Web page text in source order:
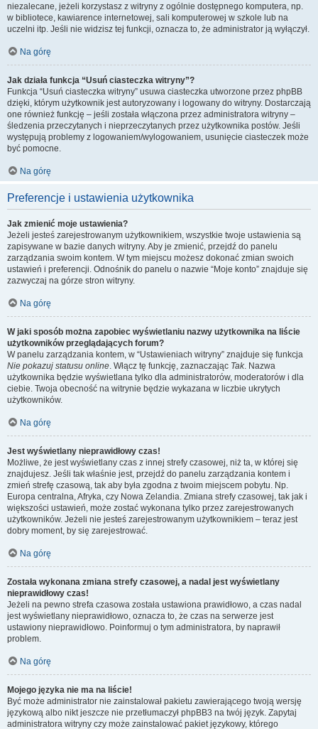
niezalecane, jeżeli korzystasz z witryny z ogólnie dostępnego komputera, np.
w bibliotece, kawiarence internetowej, sali komputerowej w szkole lub na
uczelni itp. Jeśli nie widzisz tej funkcji, oznacza to, że administrator ją wyłączył.
Na górę
Jak działa funkcja “Usuń ciasteczka witryny”?
Funkcja “Usuń ciasteczka witryny” usuwa ciasteczka utworzone przez phpBB
dzięki, którym użytkownik jest autoryzowany i logowany do witryny. Dostarczają
one również funkcję – jeśli została włączona przez administratora witryny –
śledzenia przeczytanych i nieprzeczytanych przez użytkownika postów. Jeśli
występują problemy z logowaniem/wylogowaniem, usunięcie ciasteczek może
być pomocne.
Na górę
Preferencje i ustawienia użytkownika
Jak zmienić moje ustawienia?
Jeżeli jesteś zarejestrowanym użytkownikiem, wszystkie twoje ustawienia są
zapisywane w bazie danych witryny. Aby je zmienić, przejdź do panelu
zarządzania swoim kontem. W tym miejscu możesz dokonać zmian swoich
ustawień i preferencji. Odnośnik do panelu o nazwie “Moje konto” znajduje się
zazwyczaj na górze stron witryny.
Na górę
W jaki sposób można zapobiec wyświetlaniu nazwy użytkownika na liście
użytkowników przeglądających forum?
W panelu zarządzania kontem, w “Ustawieniach witryny” znajduje się funkcja
Nie pokazuj statusu online. Włącz tę funkcję, zaznaczając Tak. Nazwa
użytkownika będzie wyświetlana tylko dla administratorów, moderatorów i dla
ciebie. Twoja obecność na witrynie będzie wykazana w liczbie ukrytych
użytkowników.
Na górę
Jest wyświetlany nieprawidłowy czas!
Możliwe, że jest wyświetlany czas z innej strefy czasowej, niż ta, w której się
znajdujesz. Jeśli tak właśnie jest, przejdź do panelu zarządzania kontem i
zmień strefę czasową, tak aby była zgodna z twoim miejscem pobytu. Np.
Europa centralna, Afryka, czy Nowa Zelandia. Zmiana strefy czasowej, tak jak i
większości ustawień, może zostać wykonana tylko przez zarejestrowanych
użytkowników. Jeżeli nie jesteś zarejestrowanym użytkownikiem – teraz jest
dobry moment, by się zarejestrować.
Na górę
Została wykonana zmiana strefy czasowej, a nadal jest wyświetlany
nieprawidłowy czas!
Jeżeli na pewno strefa czasowa została ustawiona prawidłowo, a czas nadal
jest wyświetlany nieprawidłowo, oznacza to, że czas na serwerze jest
ustawiony nieprawidłowo. Poinformuj o tym administratora, by naprawił
problem.
Na górę
Mojego języka nie ma na liście!
Być może administrator nie zainstalował pakietu zawierającego twoją wersję
językową albo nikt jeszcze nie przetłumaczył phpBB3 na twój język. Zapytaj
administratora witryny czy może zainstalować pakiet językowy, którego